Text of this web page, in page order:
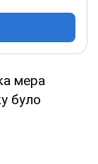
мера
було